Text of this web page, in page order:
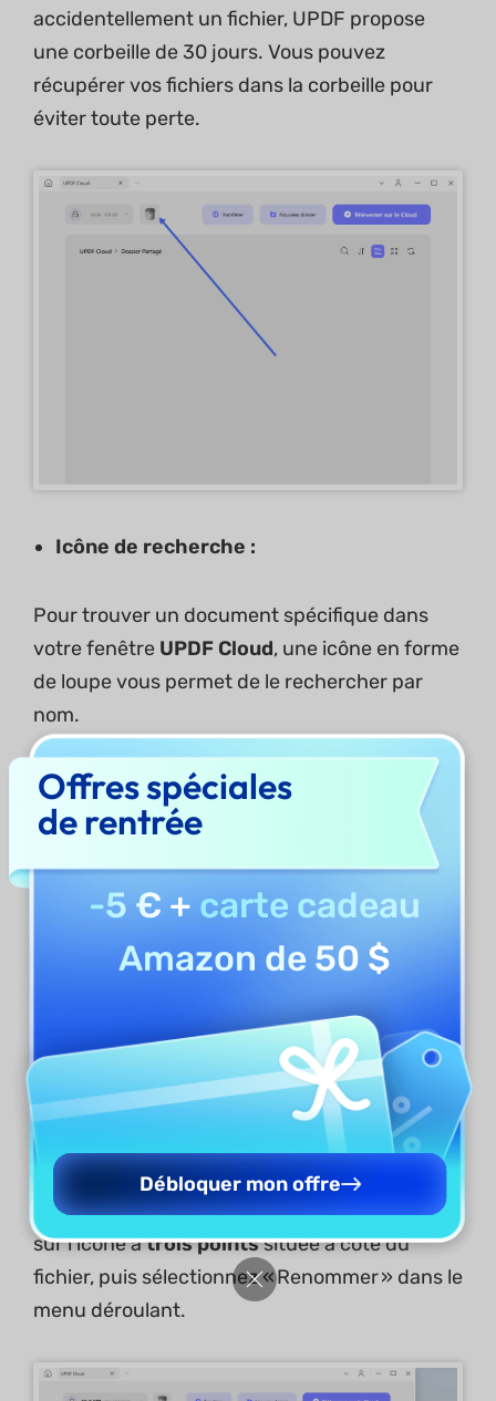
accidentellement un fichier, UPDF propose
une corbeille de 30 jours. Vous pouvez
récupérer vos fichiers dans la corbeille pour
éviter toute perte.
Icône de recherche :
Pour trouver un document spécifique dans
votre fenêtre UPDF Cloud, une icône en forme
de loupe vous permet de le rechercher par
nom.
Pour renommer un fichier spécifique, cliquez
sur l’icône àtrois pointssituée à côté du
fichier, puis sélectionnez « Renommer » dans le
menu déroulant.
Offres spéciales
de rentrée
-5 € + carte cadeau
Amazon de 50 $
Débloquer mon offre